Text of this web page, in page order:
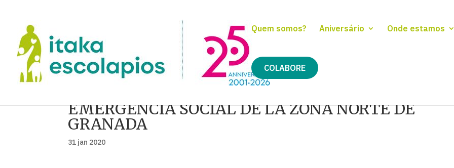
Quem somos? Aniversário Onde estamos
COLABORE
EMERGENCIA SOCIAL DE LA ZONA NORTE DE
GRANADA
31 jan 2020